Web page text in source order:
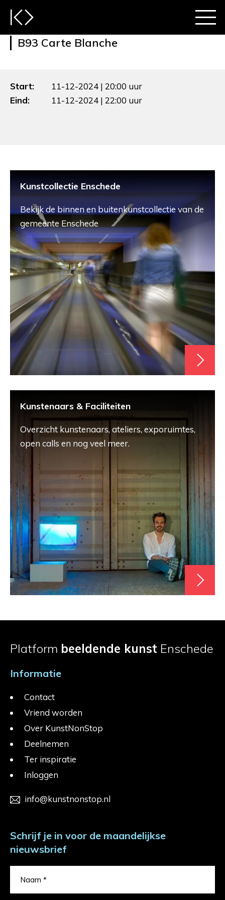
B93 Carte Blanche
Start:
11-12-2024 | 20:00 uur
Eind:
11-12-2024 | 22:00 uur
Kunstcollectie Enschede
Bekijk de binnen en buitenkunstcollectie van de
gemeente Enschede
Kunstenaars & Faciliteiten
Overzicht kunstenaars, ateliers, exporuimtes,
open calls en nog veel meer.
Platform beeldende kunst Enschede
Informatie
Contact
Vriend worden
Over KunstNonStop
Deelnemen
Ter inspiratie
Inloggen
info@kunstnonstop.nl
Schrijf je in voor de maandelijkse
nieuwsbrief